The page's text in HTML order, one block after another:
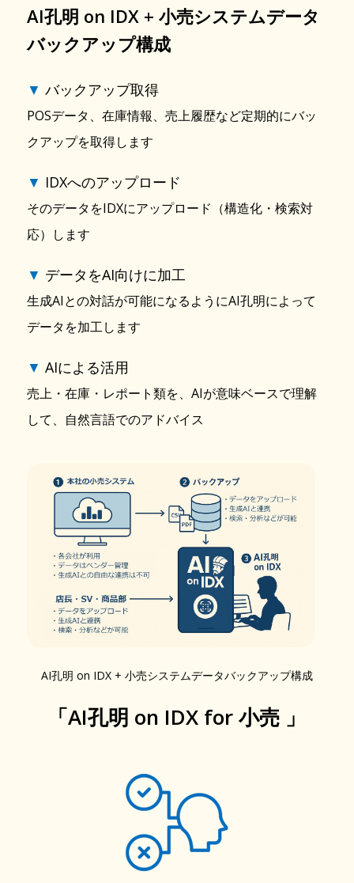
AI孔明 on IDX + 小売システムデータ
バックアップ構成
▼ バックアップ取得
POSデータ、在庫情報、売上履歴など定期的にバッ
クアップを取得します
▼ IDXへのアップロード
そのデータをIDXにアップロード（構造化・検索対
応）します
▼ データをAI向けに加工
生成AIとの対話が可能になるようにAI孔明によって
データを加工します
▼ AIによる活用
売上・在庫・レポート類を、AIが意味ベースで理解
して、自然言語でのアドバイス
AI孔明 on IDX + 小売システムデータバックアップ構成
「AI孔明 on IDX for 小売 」